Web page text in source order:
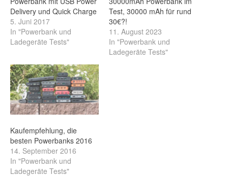
Delivery und Quick Charge
5. Juni 2017
In "Powerbank und
Ladegeräte Tests"
Test, 30000 mAh für rund
30€?!
11. August 2023
In "Powerbank und
Ladegeräte Tests"
Kaufempfehlung, die
besten Powerbanks 2016
14. September 2016
In "Powerbank und
Ladegeräte Tests"